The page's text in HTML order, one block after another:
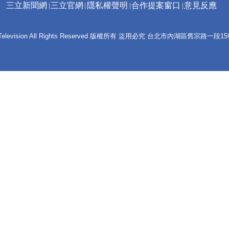
三立新聞網 三立官網 隱私權聲明 合作提案窗口 意見反應
All Rights Reserved 版權所有 盜用必究 台北市內湖區舊宗路一段